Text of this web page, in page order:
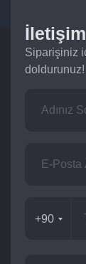
Siparişiniz
doldurunuz!
+90